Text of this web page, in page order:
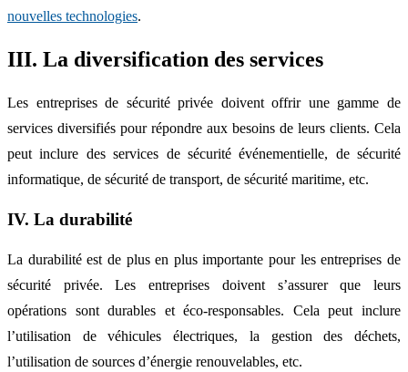
nouvelles technologies.
III. La diversification des services
Les entreprises de sécurité privée doivent offrir une gamme de
services diversifiés pour répondre aux besoins de leurs clients. Cela
peut inclure des services de sécurité événementielle, de sécurité
informatique, de sécurité de transport, de sécurité maritime, etc.
IV. La durabilité
La durabilité est de plus en plus importante pour les entreprises de
sécurité privée. Les entreprises doivent s’assurer que leurs
opérations sont durables et éco-responsables. Cela peut inclure
l’utilisation de véhicules électriques, la gestion des déchets,
l’utilisation de sources d’énergie renouvelables, etc.